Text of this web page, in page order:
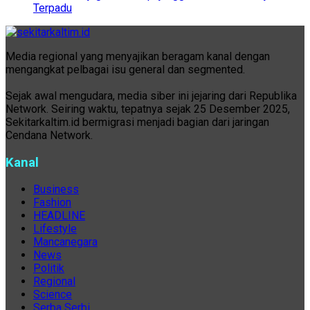
Terpadu
Media regional yang menyajikan beragam kanal dengan
mengangkat pelbagai isu general dan segmented.
Sejak awal mengudara, media siber ini jejaring dari Republika
Network. Seiring waktu, tepatnya sejak 25 Desember 2025,
Sekitarkaltim.id bermigrasi menjadi bagian dari jaringan
Cendana Network.
Kanal
Business
Fashion
HEADLINE
Lifestyle
Mancanegara
News
Politik
Regional
Science